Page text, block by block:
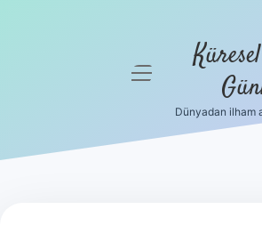
menüyü
Dünyadan ilham